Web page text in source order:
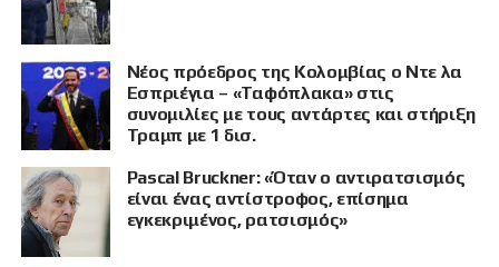
Νέος πρόεδρος της Κολομβίας ο Ντε λα
Εσπριέγια – «Ταφόπλακα» στις
συνομιλίες με τους αντάρτες και στήριξη
Τραμπ με 1 δισ.
Pascal Bruckner: «Όταν ο αντιρατσισμός
είναι ένας αντίστροφος, επίσημα
εγκεκριμένος, ρατσισμός»